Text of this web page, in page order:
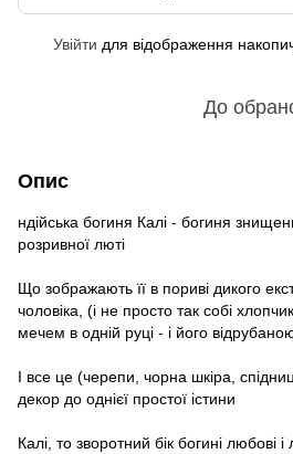
Увійти для відображення
До
Опис
ндійська богиня Калі - богиня
розривної люті
Що зображають її в пориві дикого
чоловіка, (і не просто так собі
мечем в одній руці - і його
І все це (черепи, чорна шкіра,
декор до однієї простої істини
Калі, то зворотний бік богині любові і